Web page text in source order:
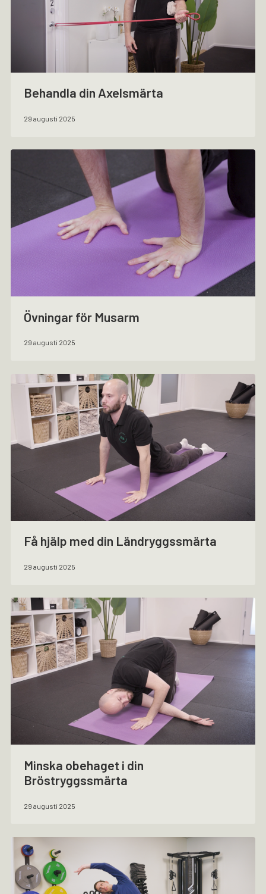
Behandla din Axelsmärta
29 augusti 2025
Övningar för Musarm
29 augusti 2025
Få hjälp med din Ländryggssmärta
29 augusti 2025
Minska obehaget i din
Bröstryggssmärta
29 augusti 2025